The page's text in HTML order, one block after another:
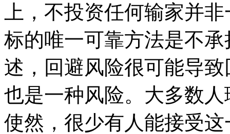
上，不投资任何输家并
标的唯一可靠方法是不
述，回避风险很可能导
也是一种风险。大多数
使然，很少有人能接受